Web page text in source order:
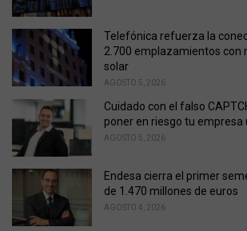
Telefónica refuerza la
2.700 emplazamientos con
solar
AGOSTO 5, 2026
Cuidado con el falso
poner en riesgo tu empresa
AGOSTO 5, 2026
Endesa cierra el primer
de 1.470 millones de euros
AGOSTO 4, 2026